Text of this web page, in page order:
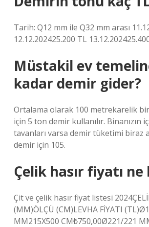
Tarih: Q12 mm ile Q32 mm arası
12.12.202425.200 TL
Müstakil ev
kadar demir gider?
Ortalama olarak 100 metrekarelik
için 5 ton demir kullanılır. Binanızın
tavanları varsa demir tüketimi biraz
demir için 105.
Çelik hasır fiyatı
Çit ve çelik hasır fiyat listesi
(MM)ÖLÇÜ (CM)LEVHA FİYATI
MM215X500 CM₺750,00Ø221/221